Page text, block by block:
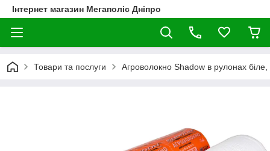
Інтернет магазин Мегаполіс Дніпро
Товари та послуги Агроволокно Shadow в рулонах